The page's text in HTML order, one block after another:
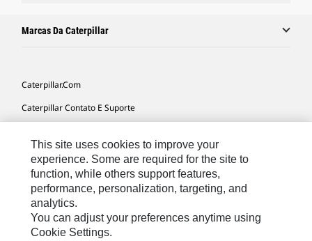
Marcas Da Caterpillar
Caterpillar.com
Caterpillar Contato E Suporte
Mapa Do Local
Cookie Settings
Legal
Privacidade
This site uses cookies to improve your
experience. Some are required for the site to
function, while others support features,
performance, personalization, targeting, and
analytics.
You can adjust your preferences anytime using
Cookie Settings.